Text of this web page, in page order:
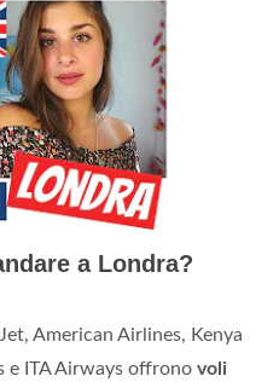
a Londra?
American Airlines, Kenya
e ITA Airways offrono voli